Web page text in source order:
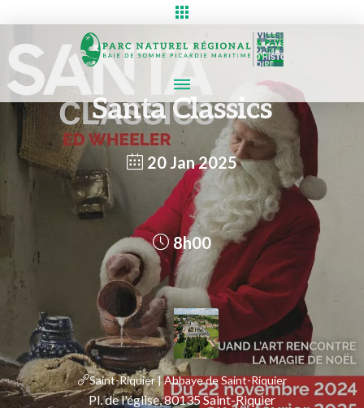
Santa Classics
20 Jan 2025
8h00
Saint-Riquier | Abbaye de Saint-Riquier
Pl. de l'église, 80135 Saint-Riquier